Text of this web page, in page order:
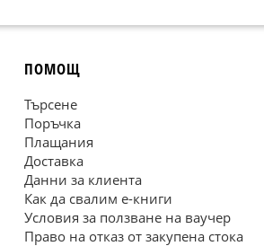
ПОМОЩ
Търсене
Поръчка
Плащания
Доставка
Данни за клиента
Как да свалим е-книги
Условия за ползване на ваучер
Право на отказ от закупена стока